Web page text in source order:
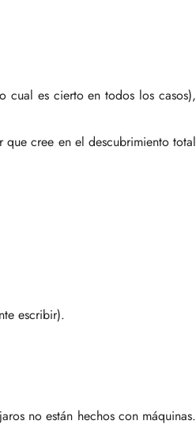
cual es cierto en todos los casos),
que cree en el descubrimiento total
escribir).
no están hechos con máquinas.